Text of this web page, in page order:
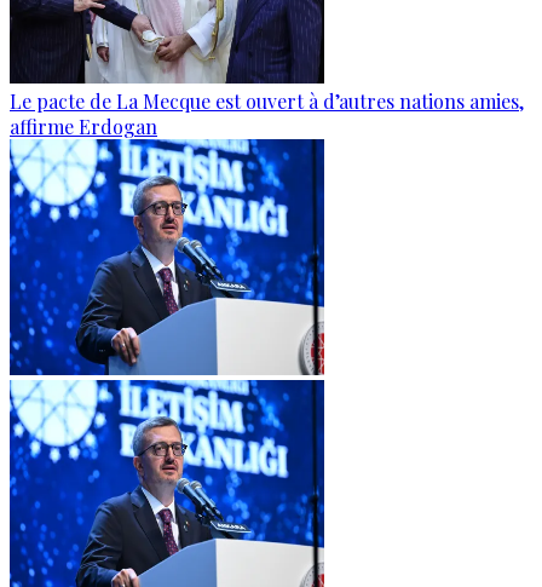
Le pacte de La Mecque est ouvert à d’autres nations amies,
affirme Erdogan